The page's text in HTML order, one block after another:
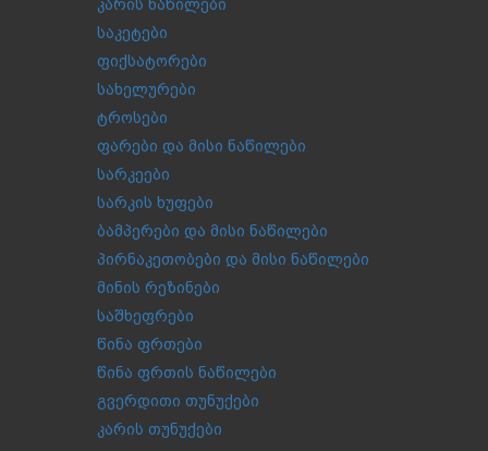
კარის ნაწილები
საკეტები
ფიქსატორები
სახელურები
ტროსები
ფარები და მისი ნაწილები
სარკეები
სარკის ხუფები
ბამპერები და მისი ნაწილები
პირნაკეთობები და მისი ნაწილები
მინის რეზინები
საშხეფრები
წინა ფრთები
წინა ფრთის ნაწილები
გვერდითი თუნუქები
კარის თუნუქები